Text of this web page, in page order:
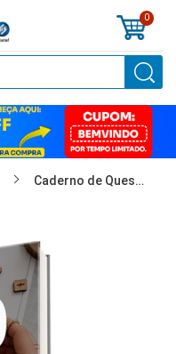
0
Caderno de Questões Raciocínio Lógico - 700 Questões Gabaritadas